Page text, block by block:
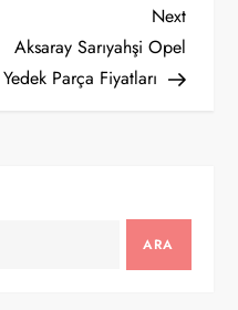
Next
Post
Next
Aksaray Sarıyahşi Opel
Yedek Parça Fiyatları
ARA